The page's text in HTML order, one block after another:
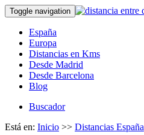
Toggle navigation
España
Europa
Distancias en Kms
Desde Madrid
Desde Barcelona
Blog
Buscador
Está en: Inicio >> Distancias España